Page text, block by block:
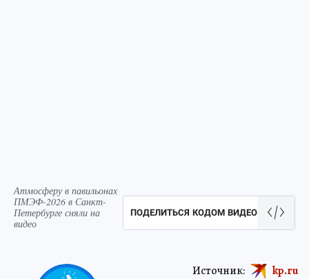
Атмосферу в павильонах
ПМЭФ-2026 в Санкт-
Петербурге сняли на
видео
ПОДЕЛИТЬСЯ КОДОМ ВИДЕО
Источник: kp.ru